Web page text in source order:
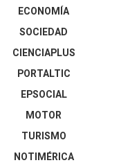
ECONOMÍA
SOCIEDAD
CIENCIAPLUS
PORTALTIC
EPSOCIAL
MOTOR
TURISMO
NOTIMÉRICA